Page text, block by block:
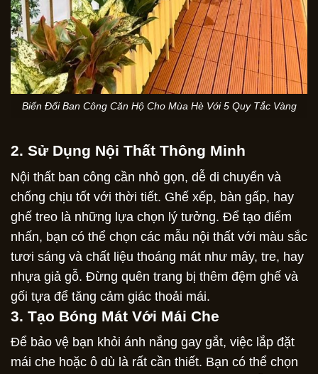
Biến Đổi Ban Công Căn Hộ Cho Mùa Hè Với 5 Quy Tắc Vàng
2. Sử Dụng Nội Thất Thông Minh
Nội thất ban công cần nhỏ gọn, dễ di chuyển và
chống chịu tốt với thời tiết. Ghế xếp, bàn gấp, hay
ghế treo là những lựa chọn lý tưởng. Để tạo điểm
nhấn, bạn có thể chọn các mẫu nội thất với màu sắc
tươi sáng và chất liệu thoáng mát như mây, tre, hay
nhựa giả gỗ. Đừng quên trang bị thêm đệm ghế và
gối tựa để tăng cảm giác thoải mái.
3. Tạo Bóng Mát Với Mái Che
Để bảo vệ bạn khỏi ánh nắng gay gắt, việc lắp đặt
mái che hoặc ô dù là rất cần thiết. Bạn có thể chọn